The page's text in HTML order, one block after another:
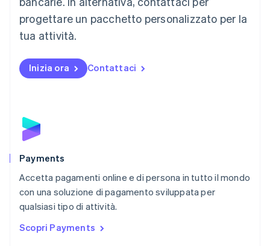
progettare un pacchetto personalizzato per la
tua attività.
Inizia ora Contattaci
Payments
Accetta pagamenti online e di persona in tutto il mondo
con una soluzione di pagamento sviluppata per
qualsiasi tipo di attività.
Scopri Payments
Messico
EspañolEnglish
English
Nuova Zelanda
Polonia
English
Português
English简体中文
Regno Unito
English
English